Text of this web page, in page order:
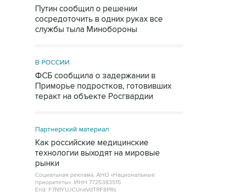
Путин сообщил о решении
сосредоточить в одних руках все
службы тыла Минобороны
В РОССИИ
ФСБ сообщила о задержании в
Приморье подростков, готовивших
теракт на объекте Росгвардии
Партнерский материал
Как российские медицинские
технологии выходят на мировые
рынки
Социальная реклама, АНО «Национальные
приоритеты». ИНН 7725383515
Erid: F7NfYUJCUneVdTRF8PRs